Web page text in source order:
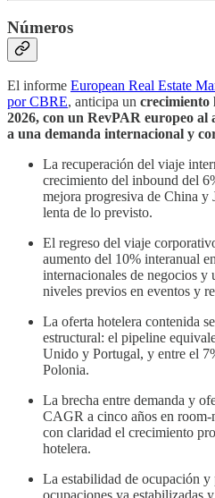
Números
El informe European Real Estate
por CBRE, anticipa un crecimiento
2026, con un RevPAR europeo al
a una demanda internacional y
La recuperación del viaje
crecimiento del inbound del
mejora progresiva de China y
lenta de lo previsto.
El regreso del viaje
aumento del 10% interanual
internacionales de negocios y
niveles previos en eventos y
La oferta hotelera contenida
estructural: el pipeline
Unido y Portugal, y entre el
Polonia.
La brecha entre demanda y
CAGR a cinco años en
con claridad el crecimiento
hotelera.
La estabilidad de ocupación